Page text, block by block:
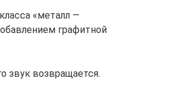
«металл —
графитной
звук возвращается.